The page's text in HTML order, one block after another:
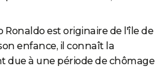
Ronaldo est originaire de l'île de
enfance, il connaît la
due à une période de chômage